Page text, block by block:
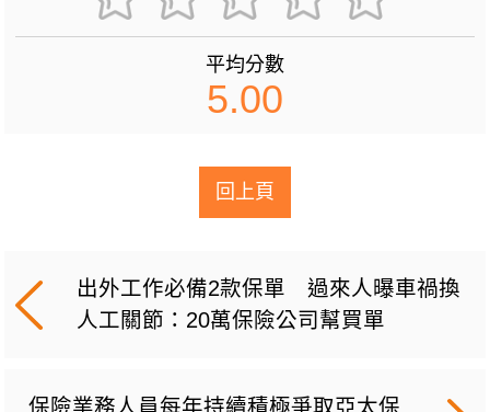
平均分數
5.00
回上頁
出外工作必備2款保單 過來人曝車禍換
人工關節：20萬保險公司幫買單
保險業務人員每年持續積極爭取亞太保